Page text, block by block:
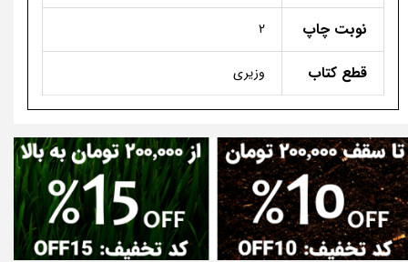
نوبت چاپ 2
قطع کتاب وزیری